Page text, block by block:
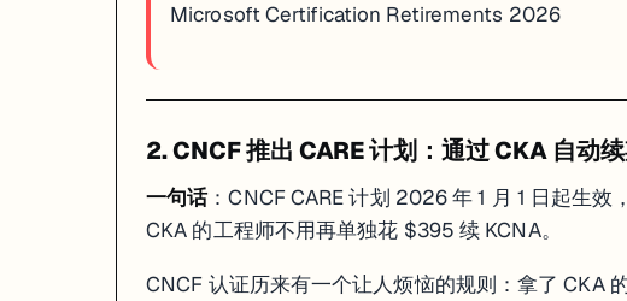
2. AWS + Udacity AI & ML Scholars 2026（全额，0 元）
：想系统入门 AI/ML 但没有编程基础、或负担不起 Udacity Nanodegree 学费
3. AWS Skill Builder 免费层：1000+ 自学课程，含 GenAI 系列
：正在备考 AWS 认证、或需要利用碎片时间补知识点的工程师链接
AWS Skill Builder 免费层目前提供超过 1,000 个自助学习资源，其中几个值得标记
Microsoft Certification Retirements 2026
2. CNCF 推出 CARE 计划：通过 CKA 自动
一句话：CNCF CARE 计划 2026 年 1 月 1 日起生
CKA 的工程师不用再单独花 $395 续 KCNA。
CNCF 认证历来有一个让人烦恼的规则：拿了 CKA